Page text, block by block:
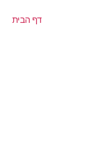
דף הבית